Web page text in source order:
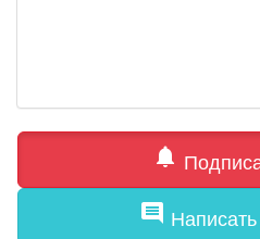
notifications
comment